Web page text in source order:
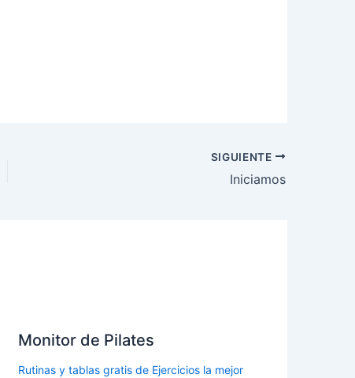
SIGUIENTE
Iniciamos
Monitor de Pilates
Rutinas y tablas gratis de Ejercicios la mejor